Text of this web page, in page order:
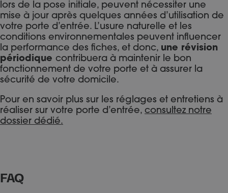
lors de la pose initiale, peuvent nécessiter une
mise à jour après quelques années d’utilisation de
votre porte d’entrée. L’usure naturelle et les
conditions environnementales peuvent influencer
la performance des fiches, et donc, une révision
périodique contribuera à maintenir le bon
fonctionnement de votre porte et à assurer la
sécurité de votre domicile.
Pour en savoir plus sur les réglages et entretiens à
réaliser sur votre porte d’entrée, consultez notre
dossier dédié.
FAQ